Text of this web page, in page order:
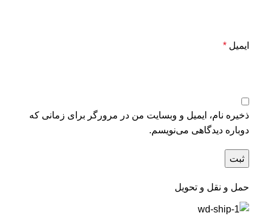
ایمیل *
ذخیره نام، ایمیل و وبسایت من در مرورگر برای زمانی که
دوباره دیدگاهی می‌نویسم.
حمل و نقل و تحویل